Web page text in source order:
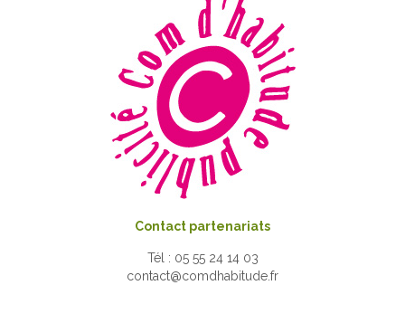
Contact partenariats
Tél : 05 55 24 14 03
contact@comdhabitude.fr